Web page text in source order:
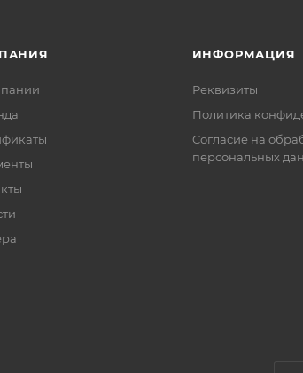
ИНФОРМАЦИЯ
Реквизиты
Политика
Cогласие на
персональных